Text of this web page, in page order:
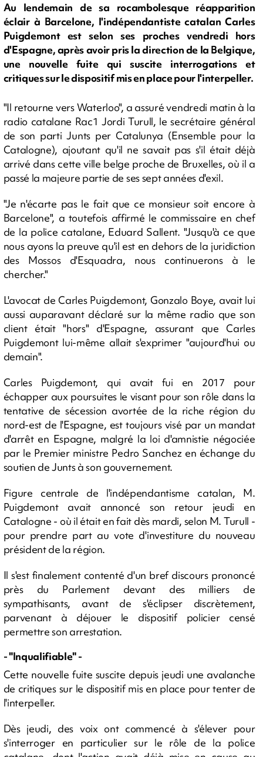
Au lendemain de sa rocambolesque réapparition
éclair à Barcelone, l'indépendantiste catalan Carles
Puigdemont est selon ses proches vendredi hors
d'Espagne, après avoir pris la direction de la Belgique,
une nouvelle fuite qui suscite interrogations et
critiques sur le dispositif mis en place pour l'interpeller.
"Il retourne vers Waterloo", a assuré vendredi matin à la
radio catalane Rac1 Jordi Turull, le secrétaire général
de son parti Junts per Catalunya (Ensemble pour la
Catalogne), ajoutant qu'il ne savait pas s'il était déjà
arrivé dans cette ville belge proche de Bruxelles, où il a
passé la majeure partie de ses sept années d'exil.
"Je n'écarte pas le fait que ce monsieur soit encore à
Barcelone", a toutefois affirmé le commissaire en chef
de la police catalane, Eduard Sallent. "Jusqu'à ce que
nous ayons la preuve qu'il est en dehors de la juridiction
des Mossos d'Esquadra, nous continuerons à le
chercher."
L'avocat de Carles Puigdemont, Gonzalo Boye, avait lui
aussi auparavant déclaré sur la même radio que son
client était "hors" d'Espagne, assurant que Carles
Puigdemont lui-même allait s'exprimer "aujourd'hui ou
demain".
Carles Puigdemont, qui avait fui en 2017 pour
échapper aux poursuites le visant pour son rôle dans la
tentative de sécession avortée de la riche région du
nord-est de l'Espagne, est toujours visé par un mandat
d'arrêt en Espagne, malgré la loi d'amnistie négociée
par le Premier ministre Pedro Sanchez en échange du
soutien de Junts à son gouvernement.
Figure centrale de l'indépendantisme catalan, M.
Puigdemont avait annoncé son retour jeudi en
Catalogne - où il était en fait dès mardi, selon M. Turull -
pour prendre part au vote d'investiture du nouveau
président de la région.
Il s'est finalement contenté d'un bref discours prononcé
près du Parlement devant des milliers de
sympathisants, avant de s'éclipser discrètement,
parvenant à déjouer le dispositif policier censé
permettre son arrestation.
- "Inqualifiable" -
Cette nouvelle fuite suscite depuis jeudi une avalanche
de critiques sur le dispositif mis en place pour tenter de
l'interpeller.
Dès jeudi, des voix ont commencé à s'élever pour
s'interroger en particulier sur le rôle de la police